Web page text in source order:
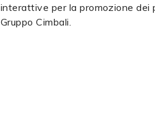
interattive per la promozione dei
Gruppo Cimbali.